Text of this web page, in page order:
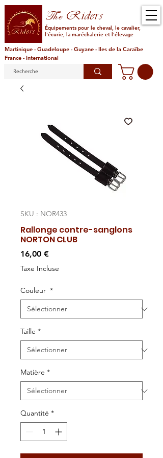
TheRiders
Équipements pour le cheval, le cavalier,
l'écurie, la maréchalerie et l'élevage
Martinique - Guadeloupe - Guyane - Iles de la Caraïbe
France - International
SKU : NOR433
Rallonge contre-sanglons
NORTON CLUB
16,00 €Prix
Taxe Incluse
Couleur *
Taille *
Matière *
Quantité *